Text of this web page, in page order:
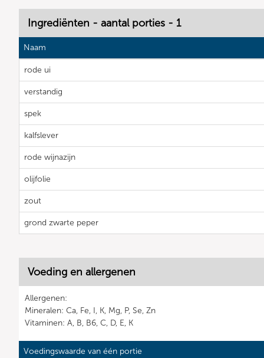
Ingrediënten - aantal porties - 1
Naam
rode ui
verstandig
spek
kalfslever
rode wijnazijn
olijfolie
zout
grond zwarte peper
Voeding en allergenen
Allergenen:
Mineralen: Ca, Fe, I, K, Mg, P, Se, Zn
Vitaminen: A, B, B6, C, D, E, K
Voedingswaarde van één portie